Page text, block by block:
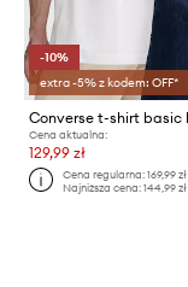
-10%
extra -5% z kodem: OFF*
Cena aktualna:
129,99 zł
Cena regularna:169,99 zł
Najniższa cena:144,99 zł